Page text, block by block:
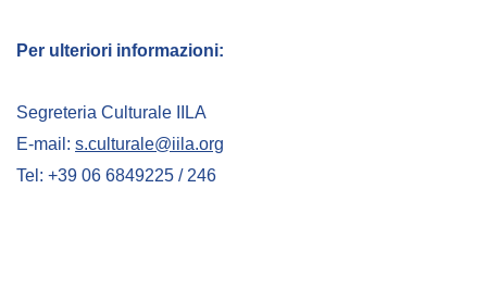
Per ulteriori informazioni:
Segreteria Culturale IILA
E-mail: s.culturale@iila.org
Tel: +39 06 6849225 / 246